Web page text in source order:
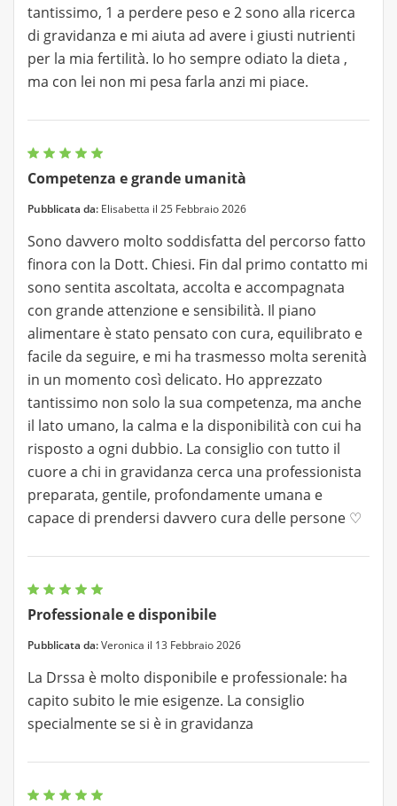
tantissimo, 1 a perdere peso e 2 sono alla ricerca
di gravidanza e mi aiuta ad avere i giusti nutrienti
per la mia fertilità. Io ho sempre odiato la dieta ,
ma con lei non mi pesa farla anzi mi piace.
Competenza e grande umanità
Pubblicata da: Elisabetta il 25 Febbraio 2026
Sono davvero molto soddisfatta del percorso fatto
finora con la Dott. Chiesi. Fin dal primo contatto mi
sono sentita ascoltata, accolta e accompagnata
con grande attenzione e sensibilità. Il piano
alimentare è stato pensato con cura, equilibrato e
facile da seguire, e mi ha trasmesso molta serenità
in un momento così delicato. Ho apprezzato
tantissimo non solo la sua competenza, ma anche
il lato umano, la calma e la disponibilità con cui ha
risposto a ogni dubbio. La consiglio con tutto il
cuore a chi in gravidanza cerca una professionista
preparata, gentile, profondamente umana e
capace di prendersi davvero cura delle persone ♡
Professionale e disponibile
Pubblicata da:Veronica il 13 Febbraio 2026
La Drssa è molto disponibile e professionale: ha
capito subito le mie esigenze. La consiglio
specialmente se si è in gravidanza